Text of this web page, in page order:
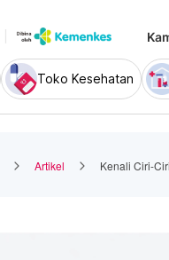
Toko Kesehatan
Artikel Kenali Ciri-